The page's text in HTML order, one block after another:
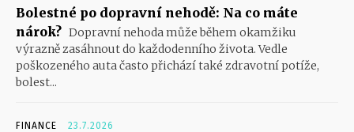
Bolestné po dopravní nehodě: Na co máte
nárok? Dopravní nehoda může během okamžiku
výrazně zasáhnout do každodenního života. Vedle
poškozeného auta často přichází také zdravotní potíže,
bolest...
FINANCE 23.7.2026